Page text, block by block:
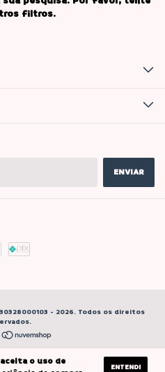
o uso de
ENTENDI
filtros.
- 2026. Todos os direitos